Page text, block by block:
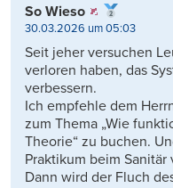
So Wieso
30.03.2026 um 05:03
Seit jeher versuchen
verloren haben, das
verbessern.
Ich empfehle dem
zum Thema „Wie
Theorie“ zu buchen.
Praktikum beim
Dann wird der Fluch